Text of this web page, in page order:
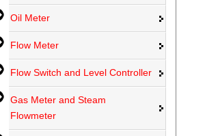
Oil Meter
Flow Meter
Flow Switch and Level Controller
Gas Meter and Steam
Flowmeter